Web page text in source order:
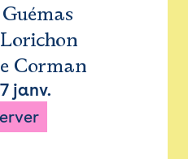
Corman
janv.